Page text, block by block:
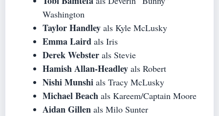
Washington
Taylor Handley als Kyle McLusky
Emma Laird als Iris
Derek Webster als Stevie
Hamish Allan-Headley als Robert
Nishi Munshi als Tracy McLusky
Michael Beach als Kareem/Captain Moore
Aidan Gillen als Milo Sunter